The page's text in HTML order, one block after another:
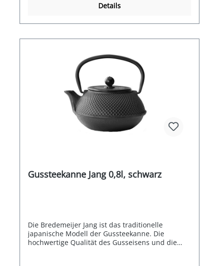
Details
Gussteekanne Jang 0,8l, schwarz
Die Bredemeijer Jang ist das traditionelle
japanische Modell der Gussteekanne. Die
hochwertige Qualität des Gusseisens und die